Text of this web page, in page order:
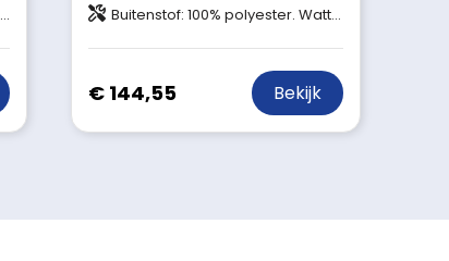
Buitenstof: 100% polyester. Wattering: 100% polyester (Thermolite, micro 60 g/m²). Bluesign® APPROVED Voering: 100% nylon.
€ 144,55 Bekijk